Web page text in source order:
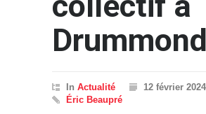
In Actualité
12 février 2024
Éric Beaupré